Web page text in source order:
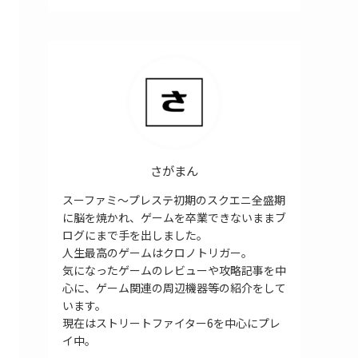
さがまん
スーファミ～プレステ初期のスクエニ全盛期
に脳を焼かれ、ゲームを卒業できないままブ
ログにまで手を出しました。
人生最高のゲームはクロノトリガー。
気になったゲームのレビューや攻略記事を中
心に、ゲーム関連の周辺機器等の紹介をして
います。
現在はストリートファイター6を中心にプレ
イ中。